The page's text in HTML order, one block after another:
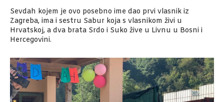
Sevdah kojem je ovo posebno ime dao prvi vlasnik iz
Zagreba, ima i sestru Sabur koja s vlasnikom živi u
Hrvatskoj, a dva brata Srdo i Suko žive u Livnu u Bosni i
Hercegovini.